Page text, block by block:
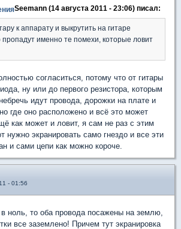
Seemann (14 августа 2011 - 23:06) писал:
к аппарату и выкрутить на гитаре
пропадут именно те помехи, которые ловит
согласиться, потому что от гитары
ну или до первого резистора, которым
идут провода, дорожки на плате и
где оно расположено и всё это может
как может и ловит, я сам не раз с этим
нужно экранировать само гнездо и все эти
и сами цепи как можно короче.
- 01:56
все заземлено! Причем тут экранировка